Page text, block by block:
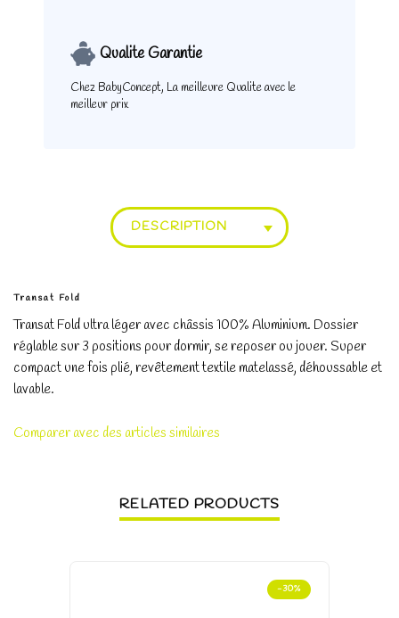
Qualite Garantie
Chez BabyConcept, La meilleure Qualiteavec le
meilleur prix
DESCRIPTION
Transat Fold
Transat Fold ultra léger avec châssis 100% Aluminium. Dossier
réglable sur 3 positions pour dormir, se reposer ou jouer. Super
compact une fois plié, revêtement textile matelassé, déhoussable et
lavable.
Comparer avec des articles similaires
RELATED PRODUCTS
-30%